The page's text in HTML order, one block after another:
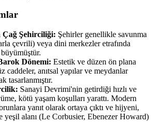
Şehirciliği: Şehirler genellikle savunma
çevrili) veya dini merkezler etrafında
Dönemi: Estetik ve düzen ön plana
caddeler, anıtsal yapılar ve meydanlar
tasarlanmıştır.
Sanayi Devrimi'nin getirdiği hızlı ve
kötü yaşam koşulları yarattı. Modern
yanıt olarak ortaya çıktı ve hijyeni,
yeşil alanı (Le Corbusier, Ebenezer Howard)